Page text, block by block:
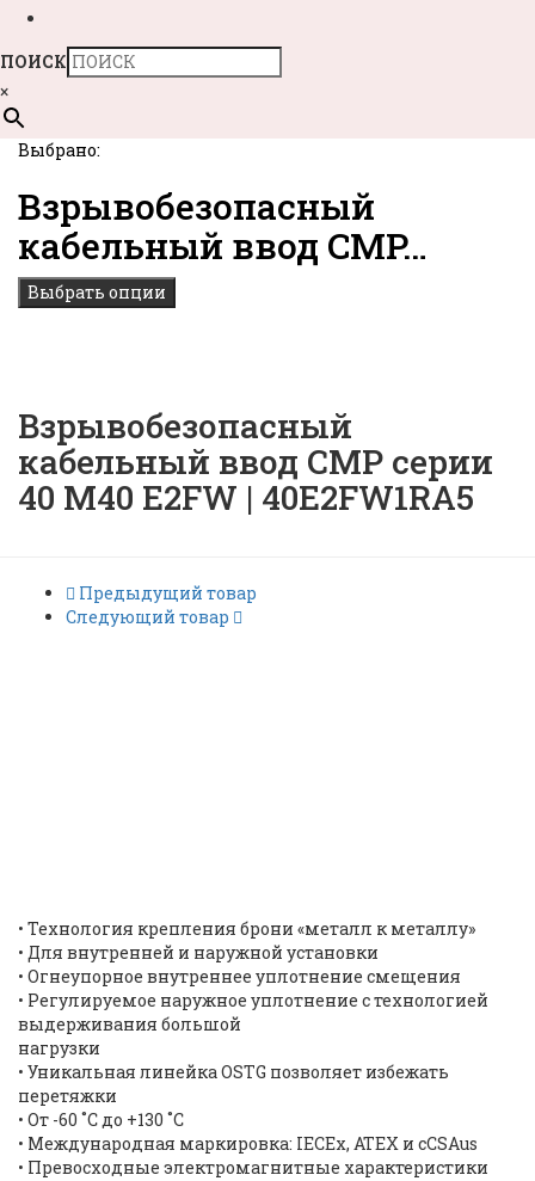
ПОИСК
×
Выбрано:
Взрывобезопасный
кабельный ввод CMP…
Выбрать опции
Взрывобезопасный
кабельный ввод CMP серии
40 M40 E2FW | 40E2FW1RA5
Предыдущий товар
Следующий товар
• Технология крепления брони «металл к металлу»
• Для внутренней и наружной установки
• Огнеупорное внутреннее уплотнение смещения
• Регулируемое наружное уплотнение с технологией
выдерживания большой
нагрузки
• Уникальная линейка OSTG позволяет избежать
перетяжки
• От -60 ˚C до +130 ˚C
• Международная маркировка: IECEx, ATEX и cCSAus
• Превосходные электромагнитные характеристики